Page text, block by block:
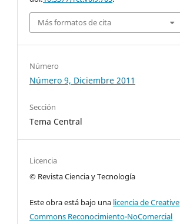
Más formatos de cita
Número
Número 9, Diciembre 2011
Sección
Tema Central
Licencia
© Revista Ciencia y Tecnología
Este obra está bajo una licencia de Creative
Commons Reconocimiento-NoComercial